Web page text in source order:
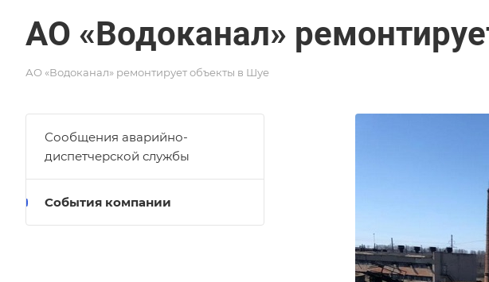
АО «Водоканал»
АО «Водоканал» ремонтирует объекты в Шуе
Сообщения аварийно-
диспетчерской службы
События компании